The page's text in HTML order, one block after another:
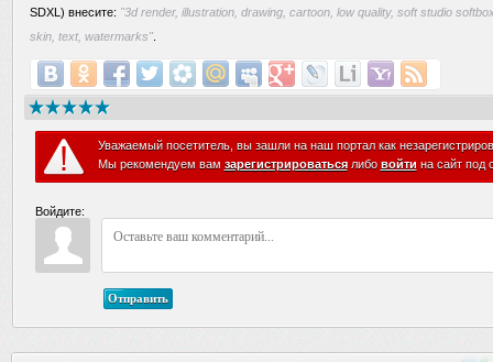
SDXL) внесите: "3d render, illustration, drawing, cartoon, low quality, soft studio
skin, text, watermarks"
Уважаемый посетитель, вы зашли на наш портал как
Мы рекомендуем вам зарегистрироватьсялибо войти на сайт под
Войдите:
Отправить